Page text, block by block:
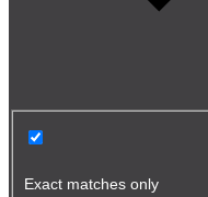
Exact matches only